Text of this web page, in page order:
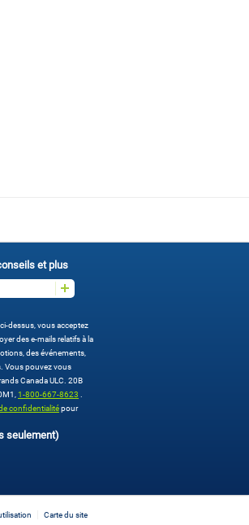
et plus
dessus, vous acceptez
des e-mails relatifs à la
des événements,
Vous pouvez vous
Canada ULC. 20B
1-800-667-8623
confidentialitépour
seulement)
Carte du site